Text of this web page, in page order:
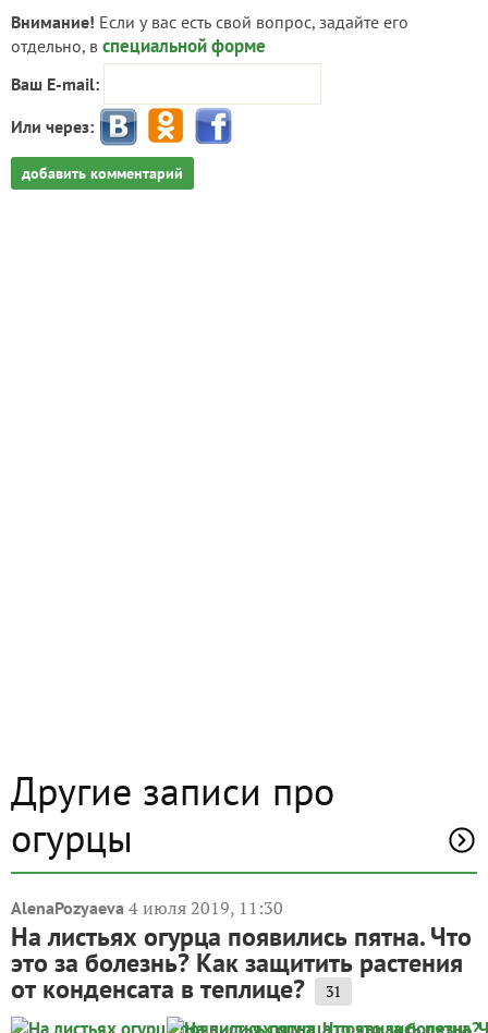
Внимание! Если у вас есть свой вопрос, задайте его
отдельно, в специальной форме
Ваш E-mail:
Или через:
добавить комментарий
Другие записи про
огурцы
AlenaPozyaeva 4 июля 2019, 11:30
На листьях огурца появились пятна. Что
это за болезнь? Как защитить растения
от конденсата в теплице? 31